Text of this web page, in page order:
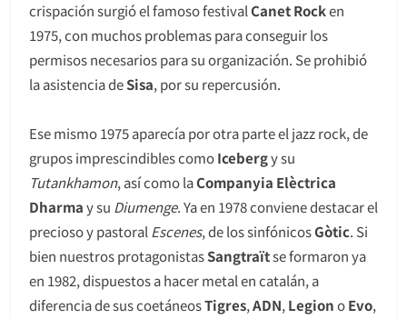
crispación surgió el famoso festivalCanet Rocken
1975, con muchos problemas para conseguir los
permisos necesarios para su organización. Se prohibió
la asistencia deSisa, por su repercusión.
Ese mismo 1975 aparecía por otra parte el jazz rock, de
grupos imprescindibles comoIcebergy su
Tutankhamon, así como laCompanyia Elèctrica
Dharmay su Diumenge. Ya en 1978 conviene destacar el
precioso y pastoralEscenes, de los sinfónicosGòtic. Si
bien nuestros protagonistasSangtraïtse formaron ya
en 1982, dispuestos a hacer metal en catalán, a
diferencia de sus coetáneosTigres,ADN,LegionoEvo,